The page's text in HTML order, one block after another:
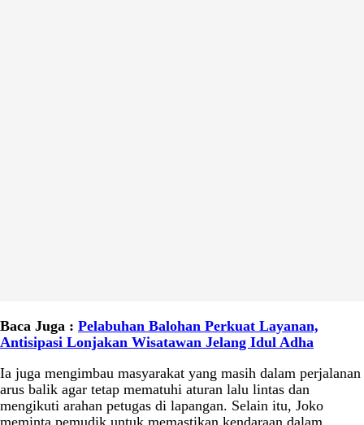
Baca Juga : Pelabuhan Balohan Perkuat Layanan,
Antisipasi Lonjakan Wisatawan Jelang Idul Adha
Ia juga mengimbau masyarakat yang masih dalam perjalanan
arus balik agar tetap mematuhi aturan lalu lintas dan
mengikuti arahan petugas di lapangan. Selain itu, Joko
meminta pemudik untuk memastikan kendaraan dalam